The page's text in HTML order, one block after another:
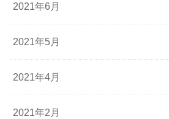
2021年6月
2021年5月
2021年4月
2021年2月